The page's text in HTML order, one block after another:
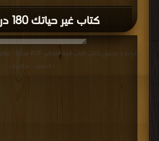
كتاب غير حياتك 180 درجة PDF
قراءة و تحميل كتاب كتاب قوة التفكير PDF مجانا | مكتبة >
| التحميل : مرة/مرات